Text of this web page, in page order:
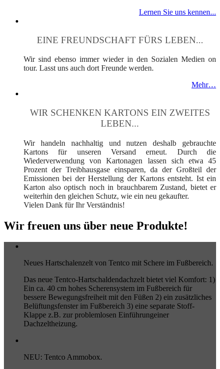
Lernen Sie uns kennen...
EINE FREUNDSCHAFT FÜRS LEBEN...
Wir sind ebenso immer wieder in den Sozialen Medien on
tour. Lasst uns auch dort Freunde werden.
Mehr…
WIR SCHENKEN KARTONS EIN ZWEITES
LEBEN...
Wir handeln nachhaltig und nutzen deshalb gebrauchte
Kartons für unseren Versand erneut. Durch die
Wiederverwendung von Kartonagen lassen sich etwa 45
Prozent der Treibhausgase einsparen, da der Großteil der
Emissionen bei der Herstellung der Kartons entsteht. Ist ein
Karton also optisch noch in brauchbarem Zustand, bietet er
weiterhin den gleichen Schutz, wie ein neu gekaufter.
Vielen Dank für Ihr Verständnis!
Wir freuen uns über neue Produkte!
Neues Hartschalenzelt von Tentco mit Schere im Fußbereich.
Das neue Tentco-Hartschaldendachzelt bietet viel Komfort: 1)
Ein ca. 40 cm hohes Scherensystem im Fußbereich für
bessere Bewegungsfreiheit mit den Füßen 2) ein zusätzliches
Belüftungsfenster im Fußbereich 3) eine separate Stoff-
Klappe z.B. zur problemlosen Einführungeiner
Dachzeltheizung.
NEU: Tentco Ammobox.